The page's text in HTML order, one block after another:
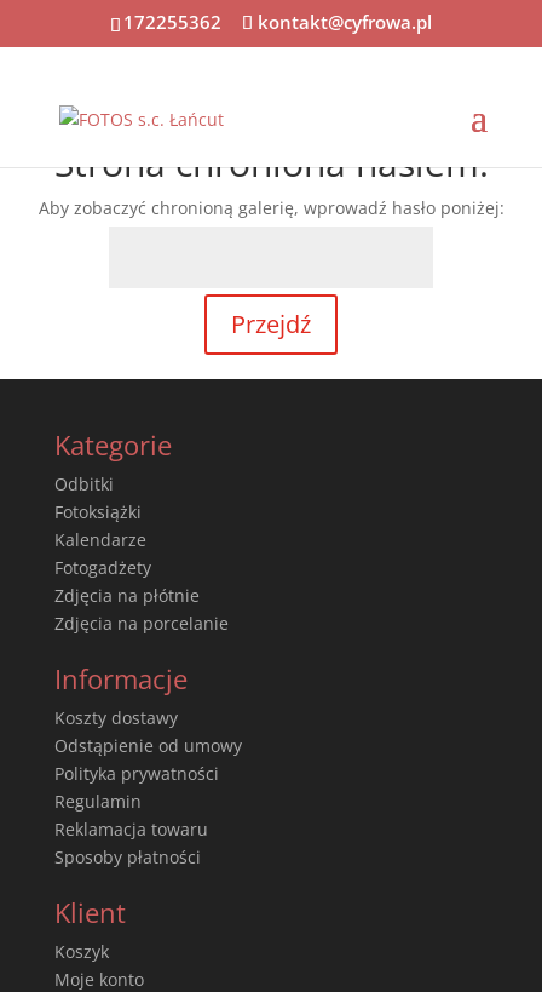
172255362 kontakt@cyfrowa.pl
Strona chroniona hasłem.
Aby zobaczyć chronioną galerię, wprowadź hasło poniżej:
Kategorie
Odbitki
Fotoksiążki
Kalendarze
Fotogadżety
Zdjęcia na płótnie
Zdjęcia na porcelanie
Informacje
Koszty dostawy
Odstąpienie od umowy
Polityka prywatności
Regulamin
Reklamacja towaru
Sposoby płatności
Klient
Koszyk
Moje konto